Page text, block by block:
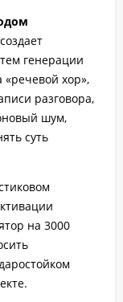
генерации
«речевой хор»,
разговора,
шум,
суть
на 3000